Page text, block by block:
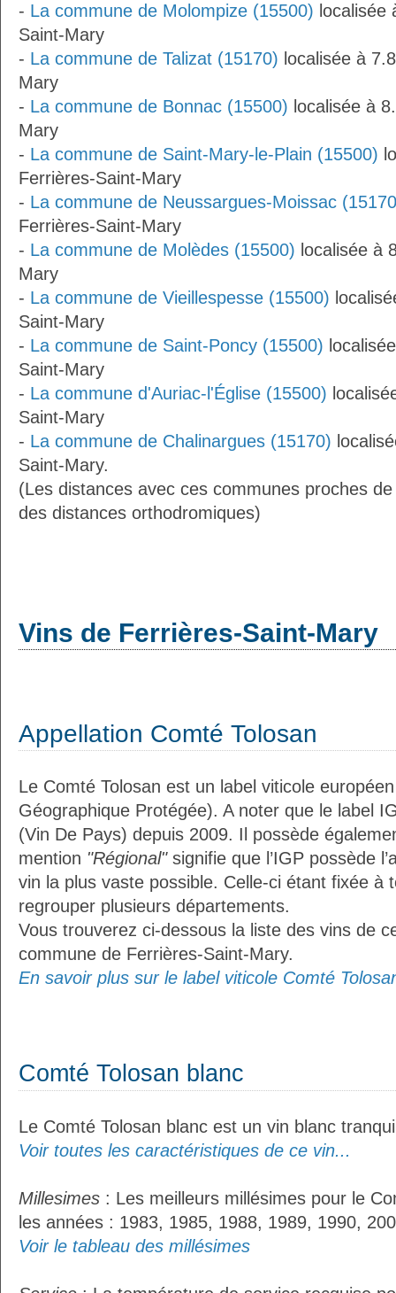
- La commune de Molompize (15500) localisée
Saint-Mary
- La commune de Talizat (15170) localisée à
Mary
- La commune de Bonnac (15500) localisée à
Mary
- La commune de Saint-Mary-le-Plain (15500)
Ferrières-Saint-Mary
- La commune de Neussargues-Moissac
Ferrières-Saint-Mary
- La commune de Molèdes (15500) localisée à
Mary
- La commune de Vieillespesse (15500)
Saint-Mary
- La commune de Saint-Poncy (15500)
Saint-Mary
- La commune d'Auriac-l'Église (15500)
Saint-Mary
- La commune de Chalinargues (15170)
Saint-Mary.
(Les distances avec ces communes proches
des distances orthodromiques)
Vins de Ferrières-Saint-Mary
Appellation Comté Tolosan
Le Comté Tolosan est un label viticole
Géographique Protégée). A noter que le label
(Vin De Pays) depuis 2009. Il possède
mention "Régional"signifie que l’IGP possède
vin la plus vaste possible. Celle-ci étant fixée à
regrouper plusieurs départements.
Vous trouverez ci-dessous la liste des vins de
commune de Ferrières-Saint-Mary.
En savoir plus sur le label viticole Comté
Comté Tolosan blanc
Le Comté Tolosan blanc est un vin blanc
Voir toutes les caractéristiques de ce vin...
Millesimes : Les meilleurs millésimes pour le
les années : 1983, 1985, 1988, 1989, 1990,
Voir le tableau des millésimes